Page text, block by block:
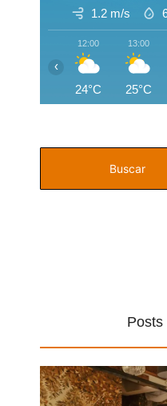
1.2 m/s
12:00
24°C
13:00
25°C
‹
Posts